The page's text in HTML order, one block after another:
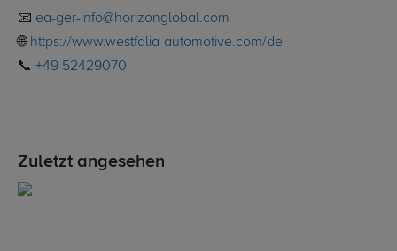
📧 ea-ger-info@horizonglobal.com
🌐 https://www.westfalia-automotive.com/de
📞 +49 52429070
Zuletzt angesehen